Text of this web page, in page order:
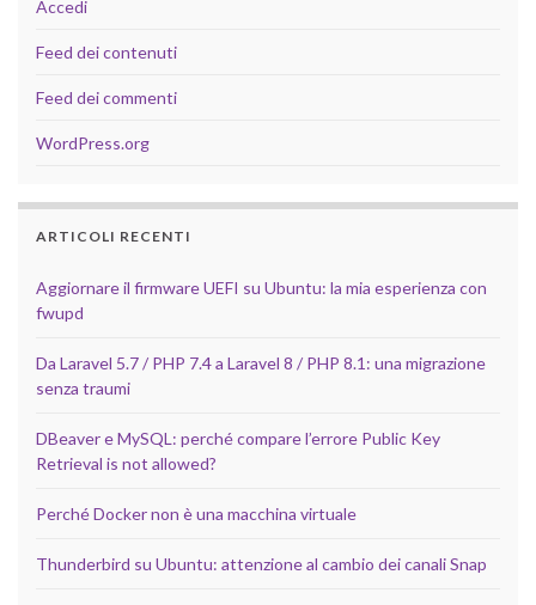
Accedi
Feed dei contenuti
Feed dei commenti
WordPress.org
ARTICOLI RECENTI
Aggiornare il firmware UEFI su Ubuntu: la mia esperienza con
fwupd
Da Laravel 5.7 / PHP 7.4 a Laravel 8 / PHP 8.1: una migrazione
senza traumi
DBeaver e MySQL: perché compare l’errore Public Key
Retrieval is not allowed?
Perché Docker non è una macchina virtuale
Thunderbird su Ubuntu: attenzione al cambio dei canali Snap